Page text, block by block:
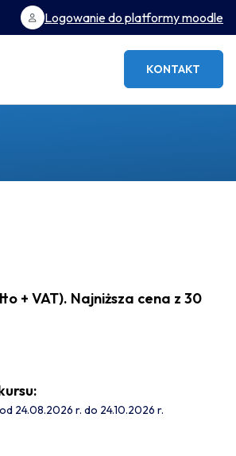
Logowanie do platformy moodle
KONTAKT
+ VAT). Najniższa cena z 30
24.08.2026 r. do 24.10.2026 r.